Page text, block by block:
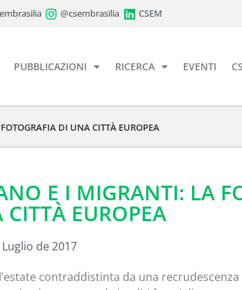
@csembrasilia CSEM
PUBBLICAZIONI RICERCA EVENTI
DI UNA CITTÀ EUROPEA
E I MIGRANTI: LA
CITTÀ EUROPEA
de 2017
contraddistinta da una